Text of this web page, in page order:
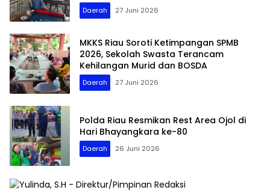
Daerah 27 Juni 2026
MKKS Riau Soroti Ketimpangan SPMB
2026, Sekolah Swasta Terancam
Kehilangan Murid dan BOSDA
Daerah 27 Juni 2026
Polda Riau Resmikan Rest Area Ojol di
Hari Bhayangkara ke-80
Daerah 26 Juni 2026